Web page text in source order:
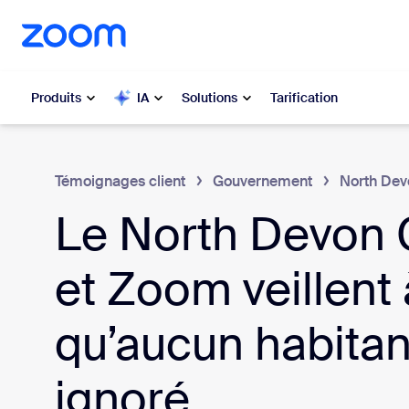
contenu principal
au chat d’aide
Produits IA Solutions Tarification
Zoom Workplace
entreprises
Zoom CX
Zoom AI
Les
My
Témoignages client Gouvernement North
Le North Devon
et Zoom veillent
qu’aucun